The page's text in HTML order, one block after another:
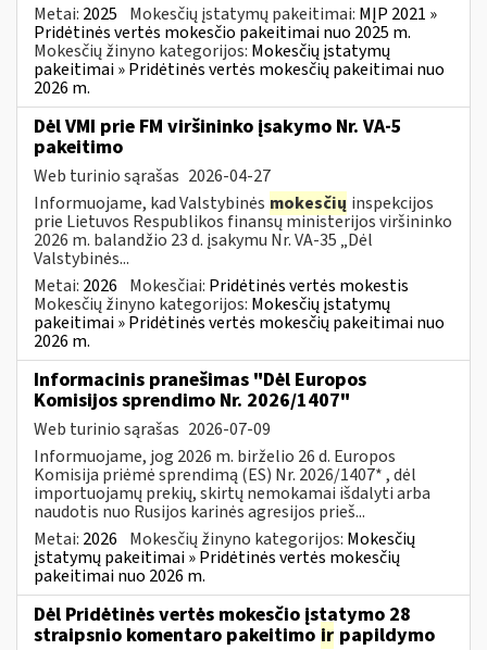
Metai: 2025 Mokesčių įstatymų pakeitimai: MĮP 2021 »
Pridėtinės vertės mokesčio pakeitimai nuo 2025 m.
Mokesčių žinyno kategorijos: Mokesčių įstatymų
pakeitimai » Pridėtinės vertės mokesčių pakeitimai nuo
2026 m.
Dėl VMI prie FM viršininko įsakymo Nr. VA-5
pakeitimo
Web turinio sąrašas 2026-04-27
Informuojame, kad Valstybinės mokesčių inspekcijos
prie Lietuvos Respublikos finansų ministerijos viršininko
2026 m. balandžio 23 d. įsakymu Nr. VA-35 „Dėl
Valstybinės...
Metai: 2026 Mokesčiai: Pridėtinės vertės mokestis
Mokesčių žinyno kategorijos: Mokesčių įstatymų
pakeitimai » Pridėtinės vertės mokesčių pakeitimai nuo
2026 m.
Informacinis pranešimas "Dėl Europos
Komisijos sprendimo Nr. 2026/1407"
Web turinio sąrašas 2026-07-09
Informuojame, jog 2026 m. birželio 26 d. Europos
Komisija priėmė sprendimą (ES) Nr. 2026/1407* , dėl
importuojamų prekių, skirtų nemokamai išdalyti arba
naudotis nuo Rusijos karinės agresijos prieš...
Metai: 2026 Mokesčių žinyno kategorijos: Mokesčių
įstatymų pakeitimai » Pridėtinės vertės mokesčių
pakeitimai nuo 2026 m.
Dėl Pridėtinės vertės mokesčio įstatymo 28
straipsnio komentaro pakeitimo ir papildymo